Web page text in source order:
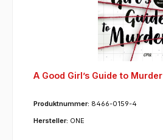
A Good Girl’s Guide to Murder
Produktnummer: 8466-0159-4
Hersteller: ONE